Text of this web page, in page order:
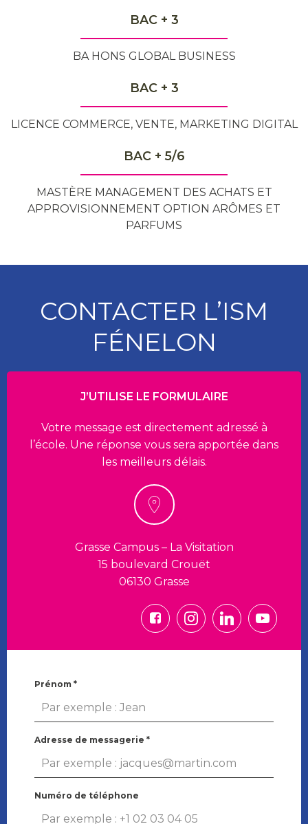
BAC + 3
BA HONS GLOBAL BUSINESS
BAC + 3
LICENCE COMMERCE, VENTE, MARKETING DIGITAL
BAC + 5/6
MASTÈRE MANAGEMENT DES ACHATS ET
APPROVISIONNEMENT OPTION ARÔMES ET
PARFUMS
CONTACTER L’ISM
FÉNELON
J’UTILISE LE FORMULAIRE
Votre message est directement adressé à
l’école. Une réponse vous sera apportée dans
les meilleurs délais.
Grasse Campus – La Visitation
15 boulevard Crouët
06130 Grasse
Prénom *
Adresse de messagerie *
Numéro de téléphone